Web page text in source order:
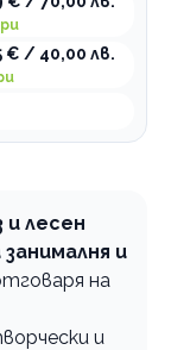
€ / 40,00 лв.
и лесен
и
на
и